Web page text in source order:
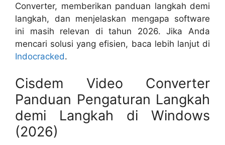
Converter, memberikan panduan langkah demi
langkah, dan menjelaskan mengapa software
ini masih relevan di tahun 2026. Jika Anda
mencari solusi yang efisien, baca lebih lanjut di
Indocracked.
Cisdem Video Converter
Panduan Pengaturan Langkah
demi Langkah di Windows
(2026)